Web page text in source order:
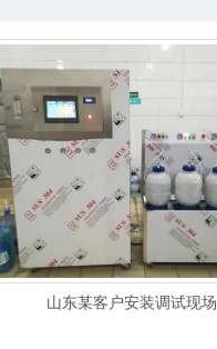
山东某客户安装调试现场